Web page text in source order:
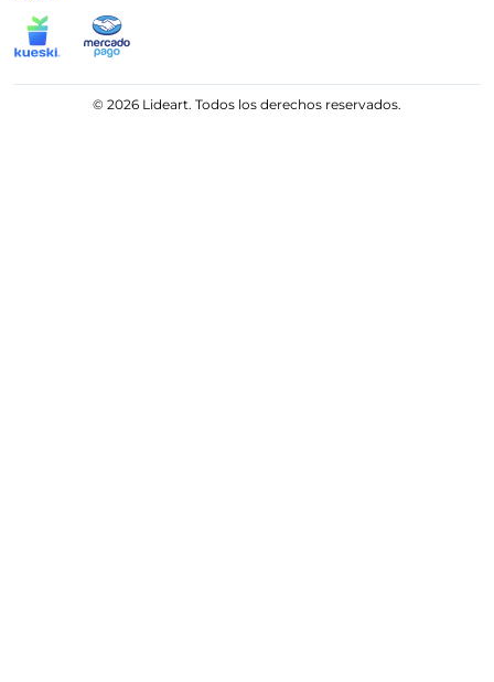
© 2026 Lideart. Todos los derechos reservados.